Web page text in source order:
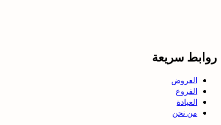
روابط سريعة
العروض
الفروع
العيادة
من نحن